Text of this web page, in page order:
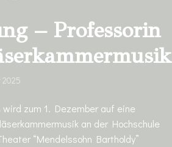
– Professorin
2025
wird zum 1. Dezember auf eine
an der Hochschule
“Mendelssohn Bartholdy”